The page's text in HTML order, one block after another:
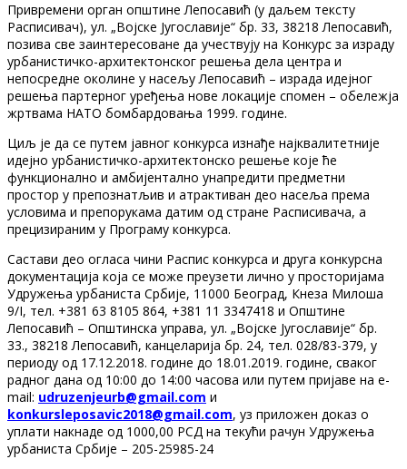
Привремени орган општине Лепосавић (у даљем тексту
Расписивач), ул. „Војске Југославије“ бр. 33, 38218 Лепосавић,
позива све заинтересоване да учествују на Конкурс за израду
урбанистичко-архитектонског решења дела центра и
непосредне околине у насељу Лепосавић – израда идејног
решења партерног уређења нове локације спомен – обележја
жртвама НАТО бомбардовања 1999. године.
Циљ је да се путем јавног конкурса изнађе најквалитетније
идејно урбанистичко-архитектонско решење које ће
функционално и амбијентално унапредити предметни
простор у препознатљив и атрактиван део насеља према
условима и препорукама датим од стране Расписивача, а
прецизираним у Програму конкурса.
Састави део огласа чини Распис конкурса и друга конкурсна
документација која се може преузети лично у просторијама
Удружења урбаниста Србије, 11000 Београд, Кнеза Милоша
9/I, тел. +381 63 8105 864, +381 11 3347418 и Општине
Лепосавић – Општинска управа, ул. „Војске Југославије“ бр.
33., 38218 Лепосавић, канцеларија бр. 24, тел. 028/83-379, у
периоду од 17.12.2018. године до 18.01.2019. године, сваког
радног дана од 10:00 до 14:00 часова или путем пријаве на e-
mail: udruzenjeurb@gmail.com и
konkursleposavic2018@gmail.com, уз приложен доказ о
уплати накнаде од 1000,00 РСД на текући рачун Удружења
урбаниста Србије – 205-25985-24